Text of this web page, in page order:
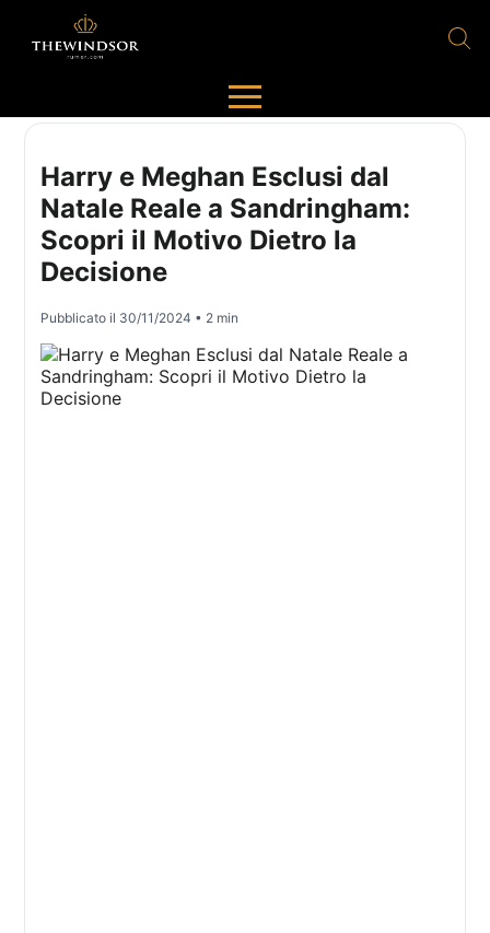
Harry e Meghan Esclusi dal
Natale Reale a Sandringham:
Scopri il Motivo Dietro la
Decisione
Pubblicato il 30/11/2024 • 2 min